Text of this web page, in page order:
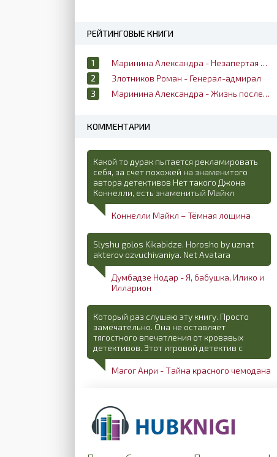
РЕЙТИНГОВЫЕ КНИГИ
Маринина Александра - Незапертая дверь
Злотников Роман - Генерал-адмирал
Маринина Александра - Жизнь после жизни
КОММЕНТАРИИ
Какой то дурак пытается рекламировать
себя, за счет похожей на знаменитого
автора детективов Нет такого Джона
Коннелли, есть знаменитый Майкл
Коннелли Майкл – Тёмная лощина
Slyshu golos Kikabidze. Horosho by uznat
akterov ozvuchivaniya. Net Avatara
Думбадзе Нодар - Я, бабушка, Илико и
Илларион
Который раз слушаю эту книгу. Просто
замечательно. Она не оставляет
тягостного впечатления от кровавых
детективов. Этот игровой детектив с
Магог Анри - Тайна красного чемодана